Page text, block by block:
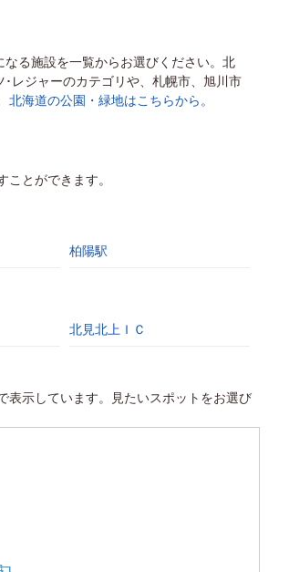
る施設を一覧からお選びください。北
レジャーのカテゴリや、札幌市、旭川市
北海道の公園・緑地はこちらから。
とができます。
柏陽駅
北見北上ＩＣ
表示しています。見たいスポットをお選び